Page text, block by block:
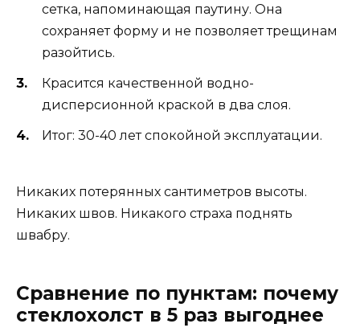
сетка, напоминающая паутину. Она
сохраняет форму и не позволяет трещинам
разойтись.
Красится качественной водно-
дисперсионной краской в два слоя.
Итог: 30-40 лет спокойной эксплуатации.
Никаких потерянных сантиметров высоты.
Никаких швов. Никакого страха поднять
швабру.
Сравнение по пунктам: почему
стеклохолст в 5 раз выгоднее